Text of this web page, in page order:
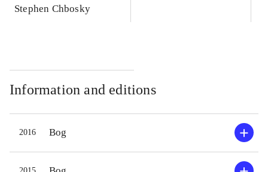
Stephen Chbosky
Information and editions
2016 Bog